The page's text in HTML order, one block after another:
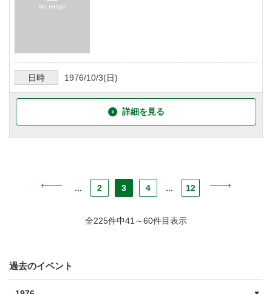
日時 1976/10/3(日)
詳細を見る
... 2 3 4 ... 12
全225件中41～60件目表示
過去のイベント